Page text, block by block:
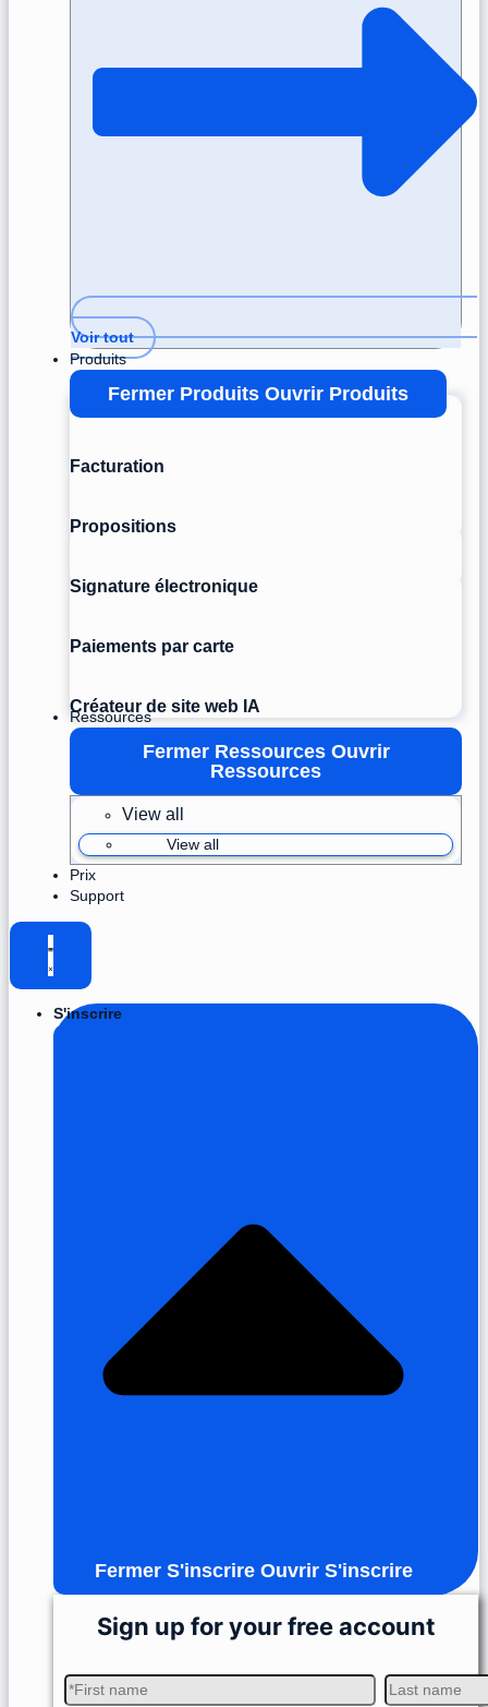
Voir tout
Produits
Fermer Produits Ouvrir Produits
Facturation
Propositions
Signature électronique
Paiements par carte
Créateur de site web IA
Ressources
Fermer Ressources Ouvrir
Ressources
View all
View all
Prix
Support
S'inscrire
Fermer S'inscrire Ouvrir S'inscrire
Sign up for your free account